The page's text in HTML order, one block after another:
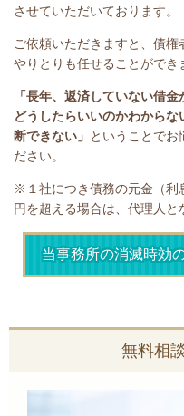
させていただいております。
ご依頼いただきますと、債
やりとりも任せることができ
「長年、返済していない借金
どうしたらいいのかわから
断できない」 ということでお
ださい。
※１社につき債務の元金（利
円を超える場合は、代理人と
当事務所の消滅時効
無料相